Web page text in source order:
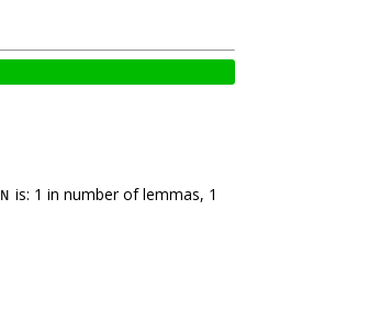
is: 1 in number of lemmas, 1